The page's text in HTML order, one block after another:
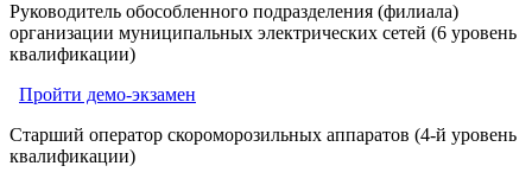
Руководитель обособленного подразделения (филиала)
организации муниципальных электрических сетей (6 уровень
квалификации)
Пройти демо-экзамен
Старший оператор скороморозильных аппаратов (4-й уровень
квалификации)